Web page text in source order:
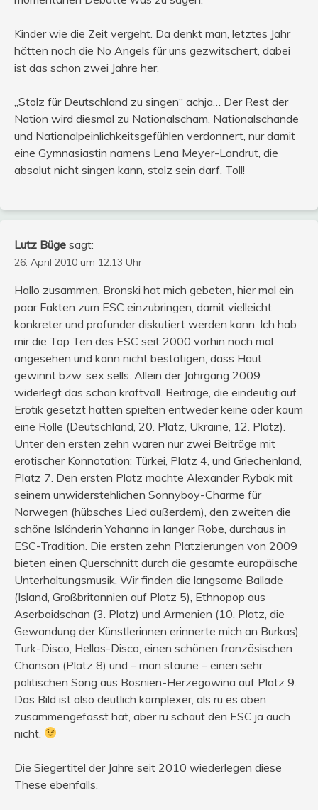
Kinder wie die Zeit vergeht. Da denkt man, letztes Jahr
hätten noch die No Angels für uns gezwitschert, dabei
ist das schon zwei Jahre her.
„Stolz für Deutschland zu singen“ achja… Der Rest der
Nation wird diesmal zu Nationalscham, Nationalschande
und Nationalpeinlichkeitsgefühlen verdonnert, nur damit
eine Gymnasiastin namens Lena Meyer-Landrut, die
absolut nicht singen kann, stolz sein darf. Toll!
Lutz Büge sagt:
26. April 2010 um 12:13 Uhr
Hallo zusammen, Bronski hat mich gebeten, hier mal ein
paar Fakten zum ESC einzubringen, damit vielleicht
konkreter und profunder diskutiert werden kann. Ich hab
mir die Top Ten des ESC seit 2000 vorhin noch mal
angesehen und kann nicht bestätigen, dass Haut
gewinnt bzw. sex sells. Allein der Jahrgang 2009
widerlegt das schon kraftvoll. Beiträge, die eindeutig auf
Erotik gesetzt hatten spielten entweder keine oder kaum
eine Rolle (Deutschland, 20. Platz, Ukraine, 12. Platz).
Unter den ersten zehn waren nur zwei Beiträge mit
erotischer Konnotation: Türkei, Platz 4, und Griechenland,
Platz 7. Den ersten Platz machte Alexander Rybak mit
seinem unwiderstehlichen Sonnyboy-Charme für
Norwegen (hübsches Lied außerdem), den zweiten die
schöne Isländerin Yohanna in langer Robe, durchaus in
ESC-Tradition. Die ersten zehn Platzierungen von 2009
bieten einen Querschnitt durch die gesamte europäische
Unterhaltungsmusik. Wir finden die langsame Ballade
(Island, Großbritannien auf Platz 5), Ethnopop aus
Aserbaidschan (3. Platz) und Armenien (10. Platz, die
Gewandung der Künstlerinnen erinnerte mich an Burkas),
Turk-Disco, Hellas-Disco, einen schönen französischen
Chanson (Platz 8) und – man staune – einen sehr
politischen Song aus Bosnien-Herzegowina auf Platz 9.
Das Bild ist also deutlich komplexer, als rü es oben
zusammengefasst hat, aber rü schaut den ESC ja auch
nicht.
Die Siegertitel der Jahre seit 2010 wiederlegen diese
These ebenfalls.